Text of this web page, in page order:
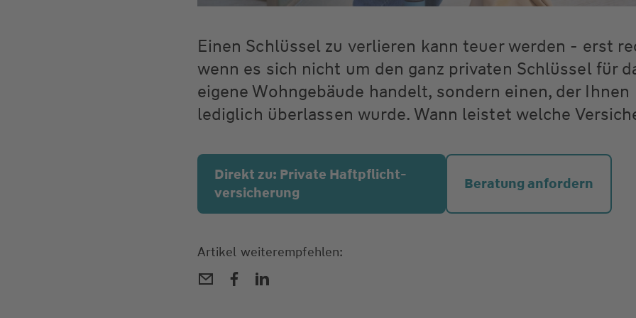
Einen Schlüssel zu verlieren kann teuer werden - erst
wenn es sich nicht um den ganz privaten Schlüssel für
eigene Wohngebäude handelt, sondern einen, der Ihnen
lediglich überlassen wurde. Wann leistet welche
Direkt zu: Private Haftpflicht­
versicherung
Beratung anfordern
Artikel weiterempfehlen: